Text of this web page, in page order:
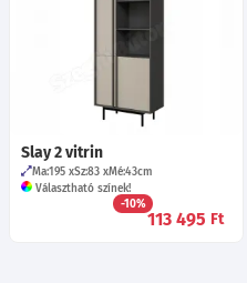
Slay 2 vitrin
Ma:195 Sz:83 Mé:43cm
Választható színek!
-10%
113 495 Ft